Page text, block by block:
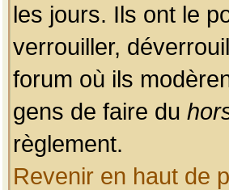
les jours. Ils ont le
verrouiller,
forum où ils
gens de faire du
règlement.
Revenir en haut de